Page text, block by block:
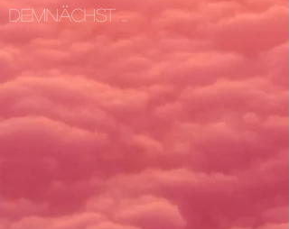
Demnächst ...